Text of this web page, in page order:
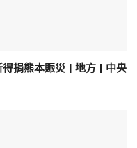
捐熊本賑災 | 地方 | 中央